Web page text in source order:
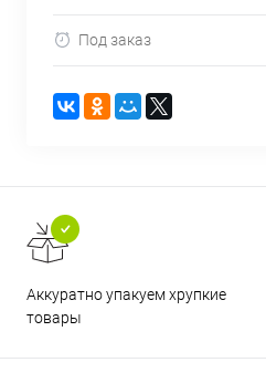
Под заказ
Аккуратно упакуем хрупкие
товары